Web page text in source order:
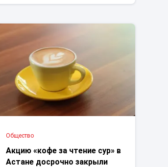
Общество
Акцию «кофе за чтение сур» в
Астане досрочно закрыли